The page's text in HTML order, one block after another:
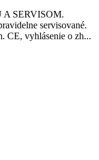
SERVISOM.
servisované.
CE, vyhlásenie o zh...